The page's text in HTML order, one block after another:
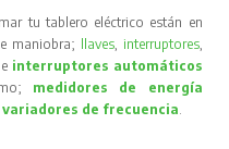
tu tablero eléctrico están en
maniobra; llaves, interruptores,
e interruptores automáticos
medidores de energía
,variadores de frecuencia